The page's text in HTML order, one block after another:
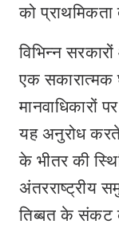
को प्राथमिकता
विभिन्न
एक
मानवाधिकारों
यह अनुरोध
के भीतर की
अंतरराष्ट्रीय
तिब्बत के संकट